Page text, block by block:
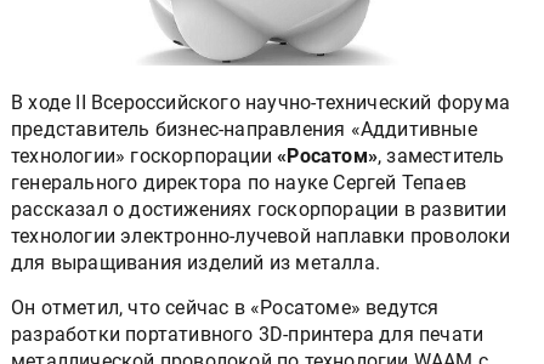
В ходе II Всероссийского научно-технический форума
представитель бизнес-направления «Аддитивные
технологии» госкорпорации«Росатом», заместитель
генерального директора по науке Сергей Тепаев
рассказал о достижениях госкорпорации в развитии
технологии электронно-лучевой наплавки проволоки
для выращивания изделий из металла.
Он отметил, что сейчас в «Росатоме» ведутся
разработки портативного 3D-принтера для печати